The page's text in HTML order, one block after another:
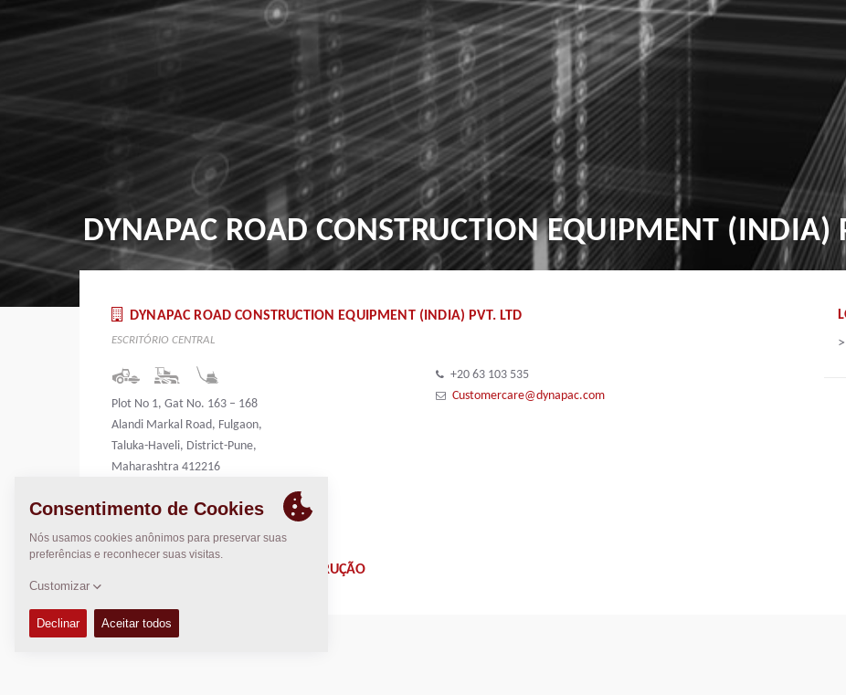
DYNAPAC ROAD CONSTRUCTION EQUIPMENT (INDIA)
DYNAPAC ROAD CONSTRUCTION EQUIPMENT (INDIA) PVT. LTD
ESCRITÓRIO CENTRAL
Plot No 1, Gat No. 163 – 168
Alandi Markal Road, Fulgaon,
Taluka-Haveli, District-Pune,
Maharashtra 412216
India
+20 63 103 535
Customercare@dynapac.com
EQUIPAMENTOS PARA CONSTRUÇÃO
>